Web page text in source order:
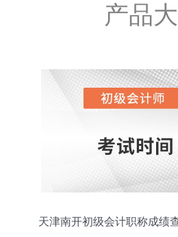
产品
天津南开初级会计职称成绩